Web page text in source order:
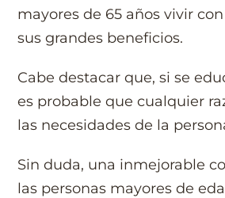
mayores de 65 años vivir
sus grandes beneficios.
Cabe destacar que, si se
es probable que cualquier
las necesidades de la
Sin duda, una inmejorable
las personas mayores de